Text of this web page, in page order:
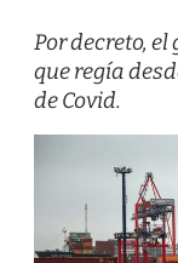
Por decreto,
que regía
de Covid.